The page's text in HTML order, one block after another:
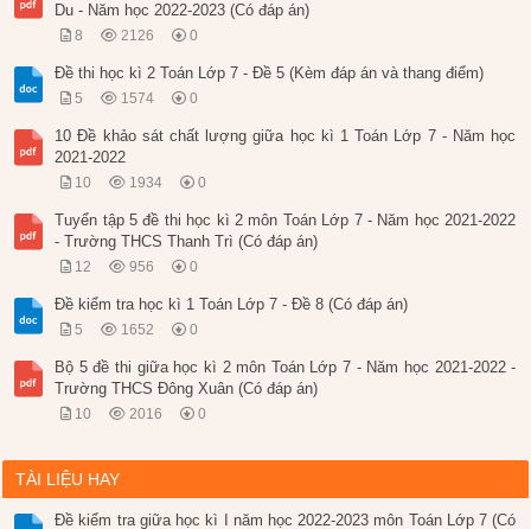
Du - Năm học 2022-2023 (Có đáp án)
8 2126 0
Đề thi học kì 2 Toán Lớp 7 - Đề 5 (Kèm đáp án và thang điểm)
5 1574 0
10 Đề khảo sát chất lượng giữa học kì 1 Toán Lớp 7 - Năm học
2021-2022
10 1934 0
Tuyển tập 5 đề thi học kì 2 môn Toán Lớp 7 - Năm học 2021-2022
- Trường THCS Thanh Trì (Có đáp án)
12 956 0
Đề kiểm tra học kì 1 Toán Lớp 7 - Đề 8 (Có đáp án)
5 1652 0
Bộ 5 đề thi giữa học kì 2 môn Toán Lớp 7 - Năm học 2021-2022 -
Trường THCS Đông Xuân (Có đáp án)
10 2016 0
TÀI LIỆU HAY
Đề kiểm tra giữa học kì I năm học 2022-2023 môn Toán Lớp 7 (Có